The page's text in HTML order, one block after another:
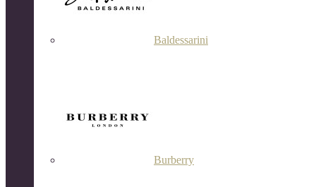
Baldessarini
Burberry